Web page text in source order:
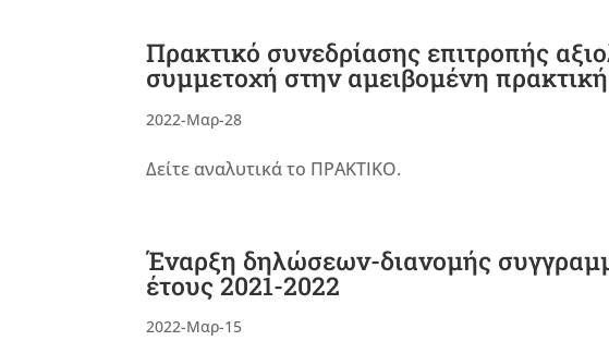
Πρακτικό συνεδρίασης επιτροπής
συμμετοχή στην αμειβομένη
2022-Μαρ-28
Δείτε αναλυτικά το ΠΡΑΚΤΙΚΟ.
Έναρξη δηλώσεων-διανομής
έτους 2021-2022
2022-Μαρ-15